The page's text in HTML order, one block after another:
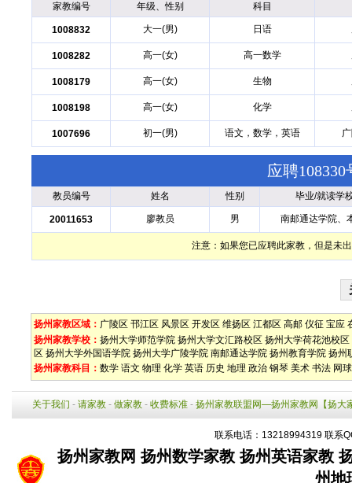
家教编号 年级、性别 科目
1008832 大一(男) 日语
1008282 高一(女) 高一数学
1008179 高一(女) 生物
1008198 高一(女) 化学
1007696 初一(男) 语文，数学，英语
应聘
教员编号 姓名 性别 毕业/就读学
20011653 廖教员 男 南邮通达学院、
注意：如果您已应聘此家教，但是未
扬州家教区域： 广陵区 邗江区 风景区 开发区 维扬区 江都区 高邮 仪征 宝应
扬州家教学校： 扬州大学师范学院 扬州大学文汇路校区 扬州大学荷花池校区
区 扬州大学外国语学院 扬州大学广陵学院 南邮通达学院 扬州教育学院 扬州
扬州家教科目： 数学 语文 物理 化学 英语 历史 地理 政治 钢琴 美术 书法 网球
关于我们 - 请家教 - 做家教 - 收费标准 - 扬州家教联盟网—扬州家教网【扬大
联系电话：13218994319 联系
扬州家教网 扬州数学家教 扬州英语家教
州地